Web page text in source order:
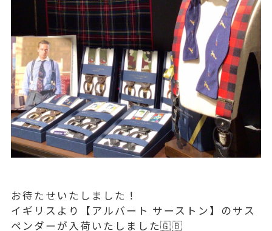
お待たせいたしました！
イギリスより【アルバート サーストン】のサス
ペンダーが入荷いたしました🇬🇧